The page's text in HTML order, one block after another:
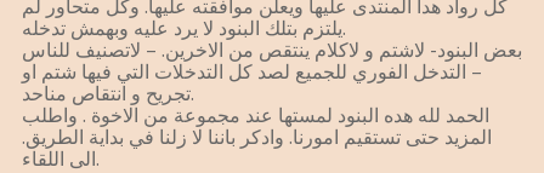
كل رواد هدا المنتدى عليها ويعلن موافقته عليها. وكل متحاور لم
يلتزم بتلك البنود لا يرد عليه وبهمش تدخله.
بعض البنود- لاشتم و لاكلام ينتقص من الاخرين. – لاتصنيف للناس
– التدخل الفوري للجميع لصد كل التدخلات التي فيها شتم او
تجريح و انتقاص مناحد.
الحمد لله هده البنود لمستها عند مجموعة من الاخوة . واطلب
المزيد حتى تستقيم امورنا. وادكر باننا لا زلنا في بداية الطريق.
الى اللقاء.